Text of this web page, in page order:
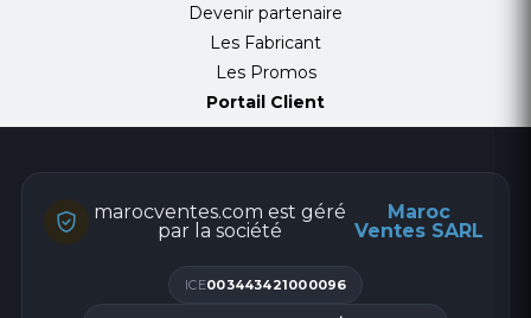
Devenir partenaire
Les Fabricant
Les Promos
Portail Client
marocventes.com est géré
par la société
Maroc
Ventes SARL
ICE003443421000096